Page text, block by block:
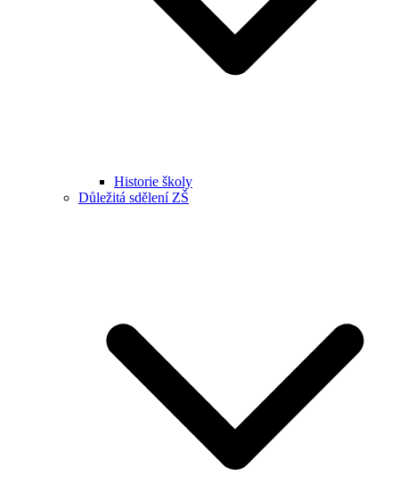
Historie školy
Důležitá sdělení ZŠ